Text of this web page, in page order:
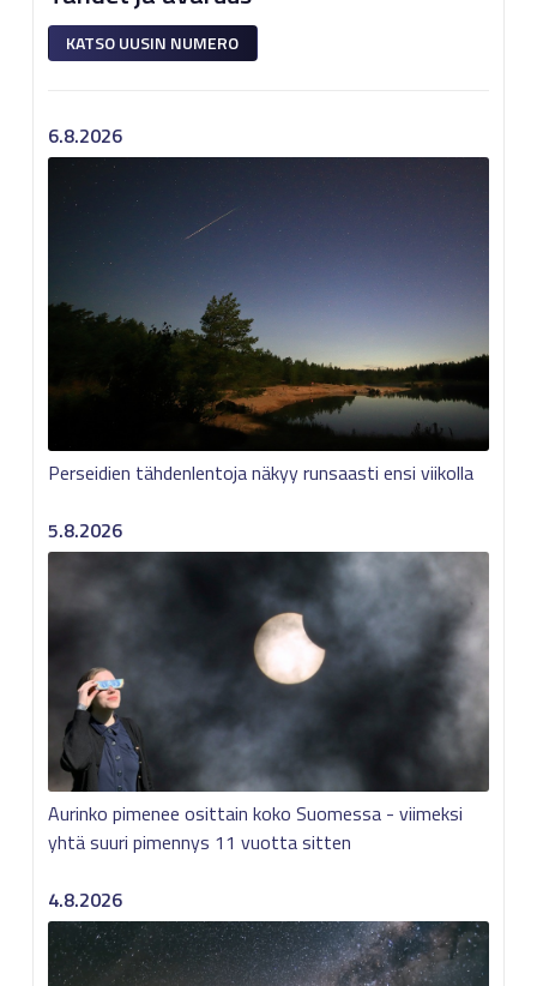
KATSO UUSIN NUMERO
6.8.2026
Perseidien tähdenlentoja näkyy runsaasti ensi viikolla
5.8.2026
Aurinko pimenee osittain koko Suomessa - viimeksi
yhtä suuri pimennys 11 vuotta sitten
4.8.2026